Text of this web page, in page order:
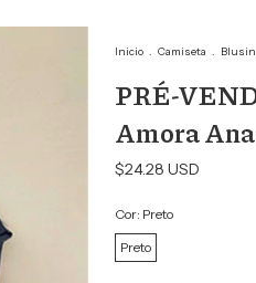
Inicio . Camiseta .
PRÉ-
Amora
$24.28 USD
Cor: Preto
Preto